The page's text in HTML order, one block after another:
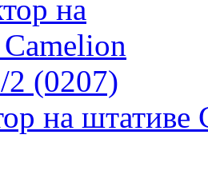
на штативе